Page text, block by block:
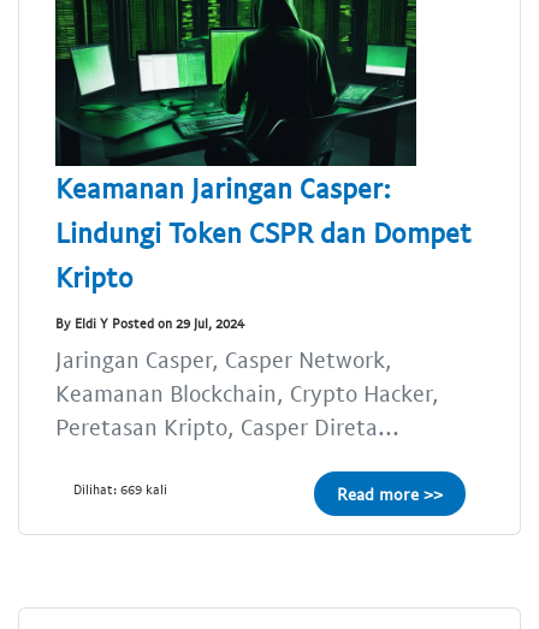
Keamanan Jaringan Casper:
Lindungi Token CSPR dan Dompet
Kripto
By Eldi Y Posted on 29 Jul, 2024
Jaringan Casper, Casper Network,
Keamanan Blockchain, Crypto Hacker,
Peretasan Kripto, Casper Direta...
Dilihat: 669 kali Read more >>